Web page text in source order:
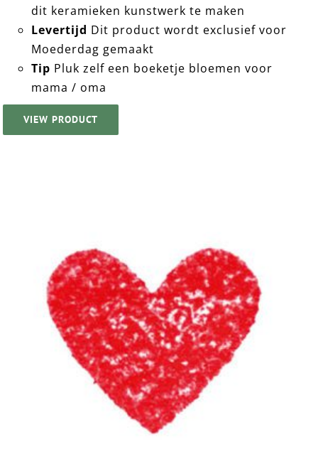
dit keramieken kunstwerk te maken
Levertijd Dit product wordt exclusief voor
Moederdag gemaakt
Tip Pluk zelf een boeketje bloemen voor
mama / oma
VIEW PRODUCT